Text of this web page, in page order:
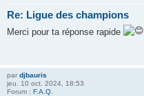
Re: Ligue des champions
Merci pour ta réponse rapide
par djbauris
jeu. 10 oct. 2024, 18:53
Forum : F.A.Q.